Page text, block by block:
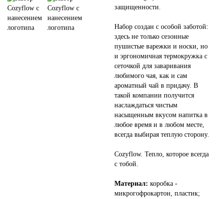
защищенности.
Набор создан с особой заботой:
здесь не только сезонные
пушистые варежки и носки, но
и эргономичная термокружка с
сеточкой для заваривания
любимого чая, как и сам
ароматный чай в придачу. В
такой компании получится
наслаждаться чистым
насыщенным вкусом напитка в
любое время и в любом месте,
всегда выбирая теплую сторону.
Cozyflow. Тепло, которое всегда
с тобой.
Материал: коробка -
микрогофрокартон, пластик;